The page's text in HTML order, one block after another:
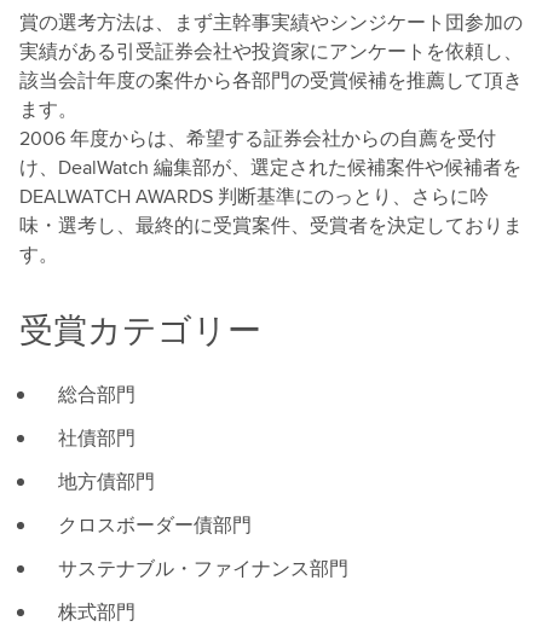
賞の選考方法は、まず主幹事実績やシンジケート団参加の
実績がある引受証券会社や投資家にアンケートを依頼し、
該当会計年度の案件から各部門の受賞候補を推薦して頂き
ます。
2006 年度からは、希望する証券会社からの自薦を受付
け、DealWatch 編集部が、選定された候補案件や候補者を
DEALWATCH AWARDS 判断基準にのっとり、さらに吟
味・選考し、最終的に受賞案件、受賞者を決定しておりま
す。
受賞カテゴリー
総合部門
社債部門
地方債部門
クロスボーダー債部門
サステナブル・ファイナンス部門
株式部門